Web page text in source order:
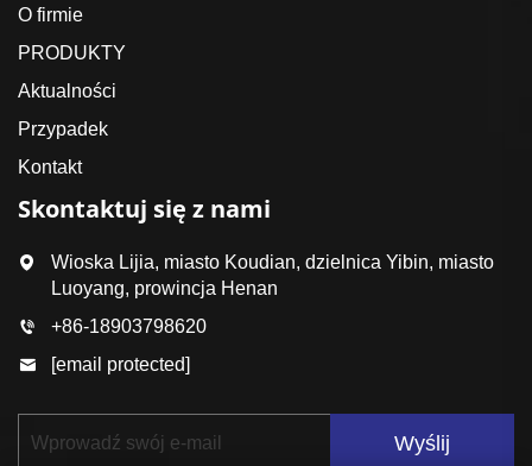
O firmie
PRODUKTY
Aktualności
Przypadek
Kontakt
Skontaktuj się z nami
Wioska Lijia, miasto Koudian, dzielnica Yibin, miasto
Luoyang, prowincja Henan
+86-18903798620
[email protected]
Wyślij